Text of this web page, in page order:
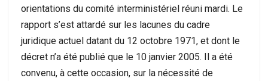
orientations du comité interministériel réuni mardi. Le
rapport s’est attardé sur les lacunes du cadre
juridique actuel datant du 12 octobre 1971, et dont le
décret n’a été publié que le 10 janvier 2005. Il a été
convenu, à cette occasion, sur la nécessité de